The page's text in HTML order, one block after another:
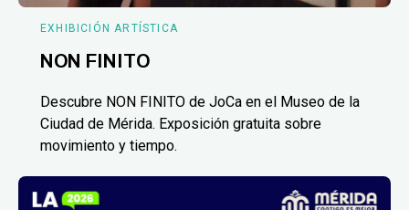
EXHIBICIÓN ARTÍSTICA
NON FINITO
Descubre NON FINITO de JoCa en el Museo de la
Ciudad de Mérida. Exposición gratuita sobre
movimiento y tiempo.